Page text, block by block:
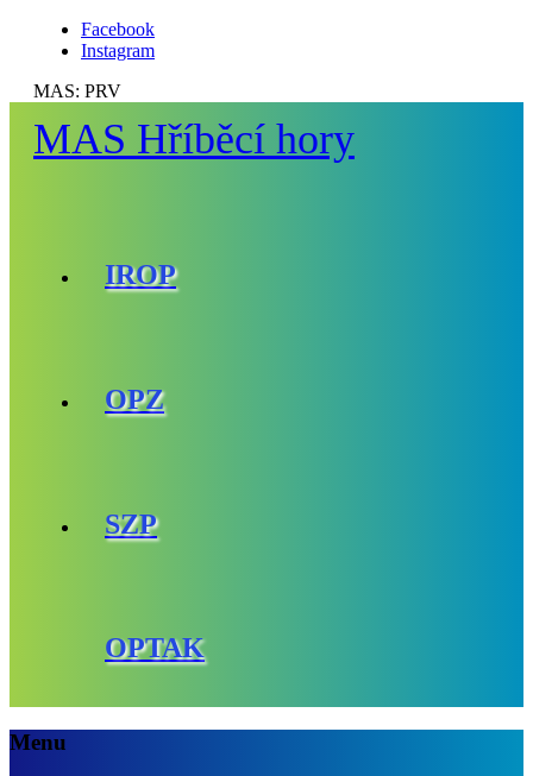
Facebook
Instagram
MAS: PRV
MAS Hříběcí hory
IROP
OPZ
SZP
OPTAK
Menu